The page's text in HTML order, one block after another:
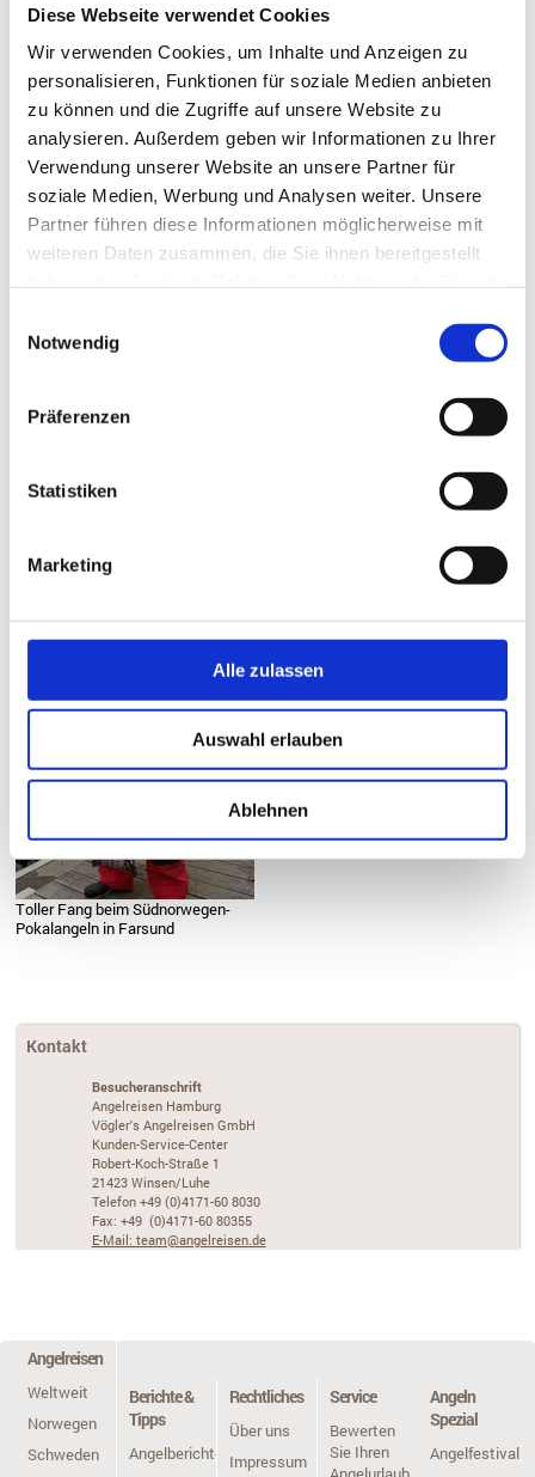
Diese Webseite verwendet Cookies
Wir verwenden Cookies, um Inhalte und Anzeigen zu
personalisieren, Funktionen für soziale Medien anbieten
zu können und die Zugriffe auf unsere Website zu
analysieren. Außerdem geben wir Informationen zu Ihrer
Verwendung unserer Website an unsere Partner für
soziale Medien, Werbung und Analysen weiter. Unsere
Partner führen diese Informationen möglicherweise mit
weiteren Daten zusammen, die Sie ihnen bereitgestellt
Notwendig
Präferenzen
Statistiken
Marketing
Alle zulassen
Auswahl erlauben
Ablehnen
Beim Tregde Herbstfestival
Nautnes
Die Sieger beim Fjordline Cup mit
Toller Fang beim Südnorwegen-
Pokalangeln in Farsund
Kontakt
Besucheranschrift
Angelreisen Hamburg
Vögler's Angelreisen GmbH
Kunden-Service-Center
Robert-Koch-Straße 1
21423 Winsen/Luhe
Telefon +49 (0)4171-60 8030
Fax: +49 (0)4171-60 80355
E-Mail: team@angelreisen.de
Angelreisen
Weltweit
Norwegen
Schweden
Angeln
Spezial
Angelfestivals
Berichte &
Tipps
Angelberichte
Service
Bewerten
Sie Ihren
Rechtliches
Über uns
Impressum